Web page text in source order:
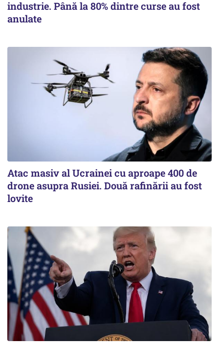
industrie. Până la 80% dintre curse au fost
anulate
Atac masiv al Ucrainei cu aproape 400 de
drone asupra Rusiei. Două rafinării au fost
lovite